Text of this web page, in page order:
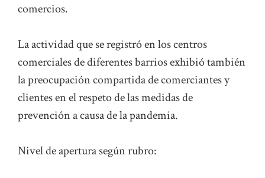
comercios.
La actividad que se registró en los centros
comerciales de diferentes barrios exhibió también
la preocupación compartida de comerciantes y
clientes en el respeto de las medidas de
prevención a causa de la pandemia.
Nivel de apertura según rubro: